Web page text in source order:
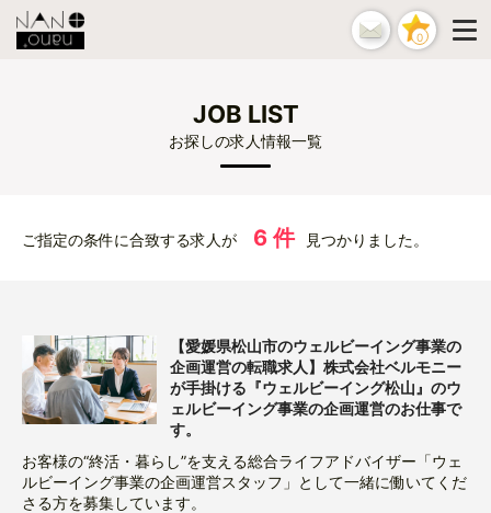
0
JOB LIST
お探しの求人情報一覧
ご指定の条件に合致する求人が 6 件 見つかりました。
【愛媛県松山市のウェルビーイング事業の
企画運営の転職求人】株式会社ベルモニー
が手掛ける『ウェルビーイング松山』のウ
ェルビーイング事業の企画運営のお仕事で
す。
お客様の“終活・暮らし”を支える総合ライフアドバイザー「ウェ
ルビーイング事業の企画運営スタッフ」として一緒に働いてくだ
さる方を募集しています。